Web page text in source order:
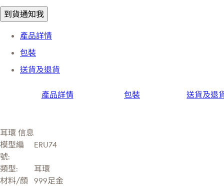
到貨通知我
產品詳情
包裝
送貨及退貨
產品詳情 包裝 送貨及退
耳環 信息
模型編
號:
ERU74
類型:
耳環
材料/顔
999足金